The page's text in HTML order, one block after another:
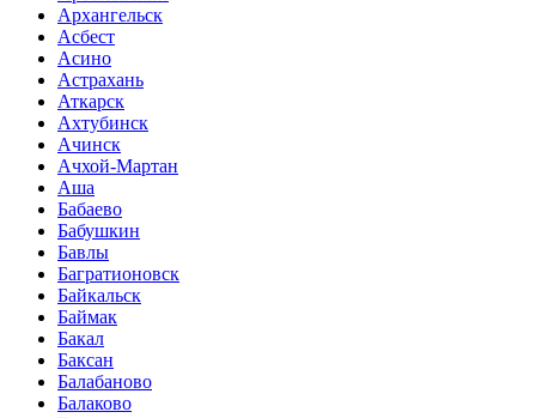
Архангельск
Асбест
Асино
Астрахань
Аткарск
Ахтубинск
Ачинск
Ачхой-Мартан
Аша
Бабаево
Бабушкин
Бавлы
Багратионовск
Байкальск
Баймак
Бакал
Баксан
Балабаново
Балаково